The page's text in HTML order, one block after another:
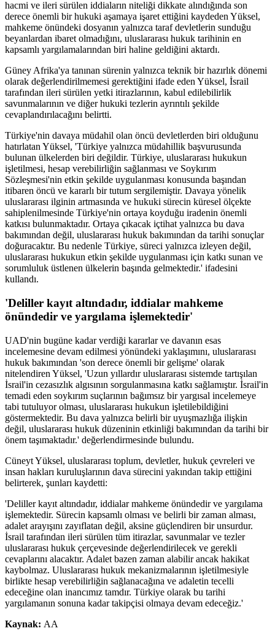
hacmi ve ileri sürülen iddiaların niteliği dikkate alındığında son
derece önemli bir hukuki aşamaya işaret ettiğini kaydeden Yüksel,
mahkeme önündeki dosyanın yalnızca taraf devletlerin sunduğu
beyanlardan ibaret olmadığını, uluslararası hukuk tarihinin en
kapsamlı yargılamalarından biri haline geldiğini aktardı.
Güney Afrika'ya tanınan sürenin yalnızca teknik bir hazırlık dönemi
olarak değerlendirilmemesi gerektiğini ifade eden Yüksel, İsrail
tarafından ileri sürülen yetki itirazlarının, kabul edilebilirlik
savunmalarının ve diğer hukuki tezlerin ayrıntılı şekilde
cevaplandırılacağını belirtti.
Türkiye'nin davaya müdahil olan öncü devletlerden biri olduğunu
hatırlatan Yüksel, 'Türkiye yalnızca müdahillik başvurusunda
bulunan ülkelerden biri değildir. Türkiye, uluslararası hukukun
işletilmesi, hesap verebilirliğin sağlanması ve Soykırım
Sözleşmesi'nin etkin şekilde uygulanması konusunda başından
itibaren öncü ve kararlı bir tutum sergilemiştir. Davaya yönelik
uluslararası ilginin artmasında ve hukuki sürecin küresel ölçekte
sahiplenilmesinde Türkiye'nin ortaya koyduğu iradenin önemli
katkısı bulunmaktadır. Ortaya çıkacak içtihat yalnızca bu dava
bakımından değil, uluslararası hukuk bakımından da tarihi sonuçlar
doğuracaktır. Bu nedenle Türkiye, süreci yalnızca izleyen değil,
uluslararası hukukun etkin şekilde uygulanması için katkı sunan ve
sorumluluk üstlenen ülkelerin başında gelmektedir.' ifadesini
kullandı.
'Deliller kayıt altındadır, iddialar mahkeme
önündedir ve yargılama işlemektedir'
UAD'nin bugüne kadar verdiği kararlar ve davanın esas
incelemesine devam edilmesi yönündeki yaklaşımını, uluslararası
hukuk bakımından 'son derece önemli bir gelişme' olarak
nitelendiren Yüksel, 'Uzun yıllardır uluslararası sistemde tartışılan
İsrail'in cezasızlık algısının sorgulanmasına katkı sağlamıştır. İsrail'in
temadi eden soykırım suçlarının bağımsız bir yargısal incelemeye
tabi tutuluyor olması, uluslararası hukukun işletilebildiğini
göstermektedir. Bu dava yalnızca belirli bir uyuşmazlığa ilişkin
değil, uluslararası hukuk düzeninin etkinliği bakımından da tarihi bir
önem taşımaktadır.' değerlendirmesinde bulundu.
Cüneyt Yüksel, uluslararası toplum, devletler, hukuk çevreleri ve
insan hakları kuruluşlarının dava sürecini yakından takip ettiğini
belirterek, şunları kaydetti:
'Deliller kayıt altındadır, iddialar mahkeme önündedir ve yargılama
işlemektedir. Sürecin kapsamlı olması ve belirli bir zaman alması,
adalet arayışını zayıflatan değil, aksine güçlendiren bir unsurdur.
İsrail tarafından ileri sürülen tüm itirazlar, savunmalar ve tezler
uluslararası hukuk çerçevesinde değerlendirilecek ve gerekli
cevaplarını alacaktır. Adalet bazen zaman alabilir ancak hakikat
kaybolmaz. Uluslararası hukuk mekanizmalarının işletilmesiyle
birlikte hesap verebilirliğin sağlanacağına ve adaletin tecelli
edeceğine olan inancımız tamdır. Türkiye olarak bu tarihi
yargılamanın sonuna kadar takipçisi olmaya devam edeceğiz.'
Kaynak: AA